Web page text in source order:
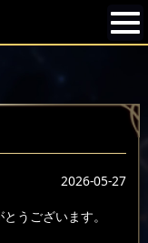
2026-05-27
うございます。